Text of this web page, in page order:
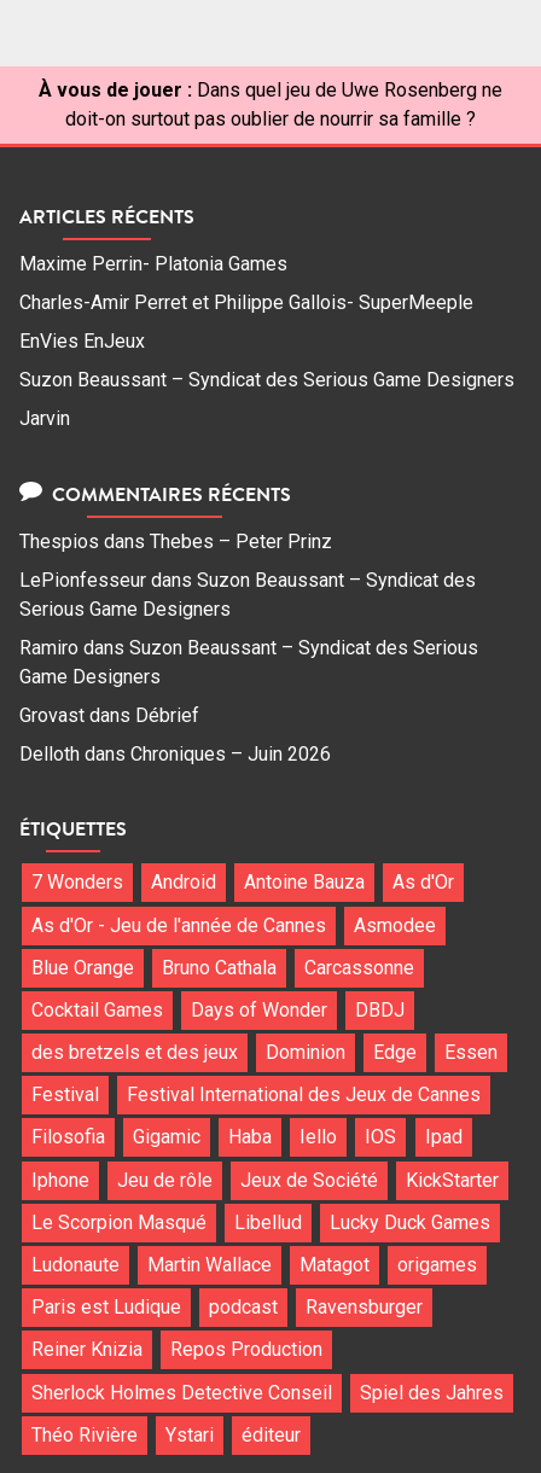
À vous de jouer : Dans quel jeu de Uwe Rosenberg ne
doit-on surtout pas oublier de nourrir sa famille ?
ARTICLES RÉCENTS
Maxime Perrin- Platonia Games
Charles-Amir Perret et Philippe Gallois- SuperMeeple
EnVies EnJeux
Suzon Beaussant – Syndicat des Serious Game Designers
Jarvin
COMMENTAIRES RÉCENTS
Thespios dans Thebes – Peter Prinz
LePionfesseur dans Suzon Beaussant – Syndicat des
Serious Game Designers
Ramiro dans Suzon Beaussant – Syndicat des Serious
Game Designers
Grovast dans Débrief
Delloth dans Chroniques – Juin 2026
ÉTIQUETTES
7 Wonders Android Antoine Bauza
As d'Or
As d'Or - Jeu de l'année de Cannes
Asmodee
Blue Orange
Bruno Cathala
Carcassonne
Cocktail Games
Days of Wonder
DBDJ
des bretzels et des jeux
Dominion Edge
Essen
Festival
Festival International des Jeux de Cannes
Filosofia
Gigamic Haba Iello IOS
Ipad
Iphone
Jeu de rôle Jeux de Société
KickStarter
Le Scorpion Masqué
Libellud
Lucky Duck Games
Ludonaute
Martin Wallace Matagot
origames
Paris est Ludique
podcast
Ravensburger
Reiner Knizia
Repos Production
Sherlock Holmes Detective Conseil
Spiel des Jahres
Théo Rivière
Ystari éditeur